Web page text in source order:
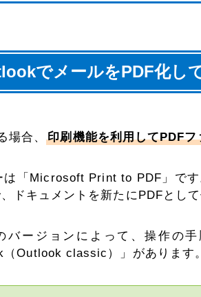
でメールをPDF化し
場合、印刷機能を利用してPDF
は「Microsoft Print to PDF」で
ドキュメントを新たにPDFとし
バージョンによって、操作の
Outlook classic）」があります。